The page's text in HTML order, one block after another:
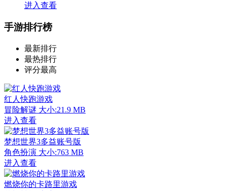
进入查看
手游排行榜
最新排行
最热排行
评分最高
红人快跑游戏
冒险解谜 大小:21.9 MB
进入查看
梦想世界3多益账号版
角色扮演 大小:763 MB
进入查看
燃烧你的卡路里游戏